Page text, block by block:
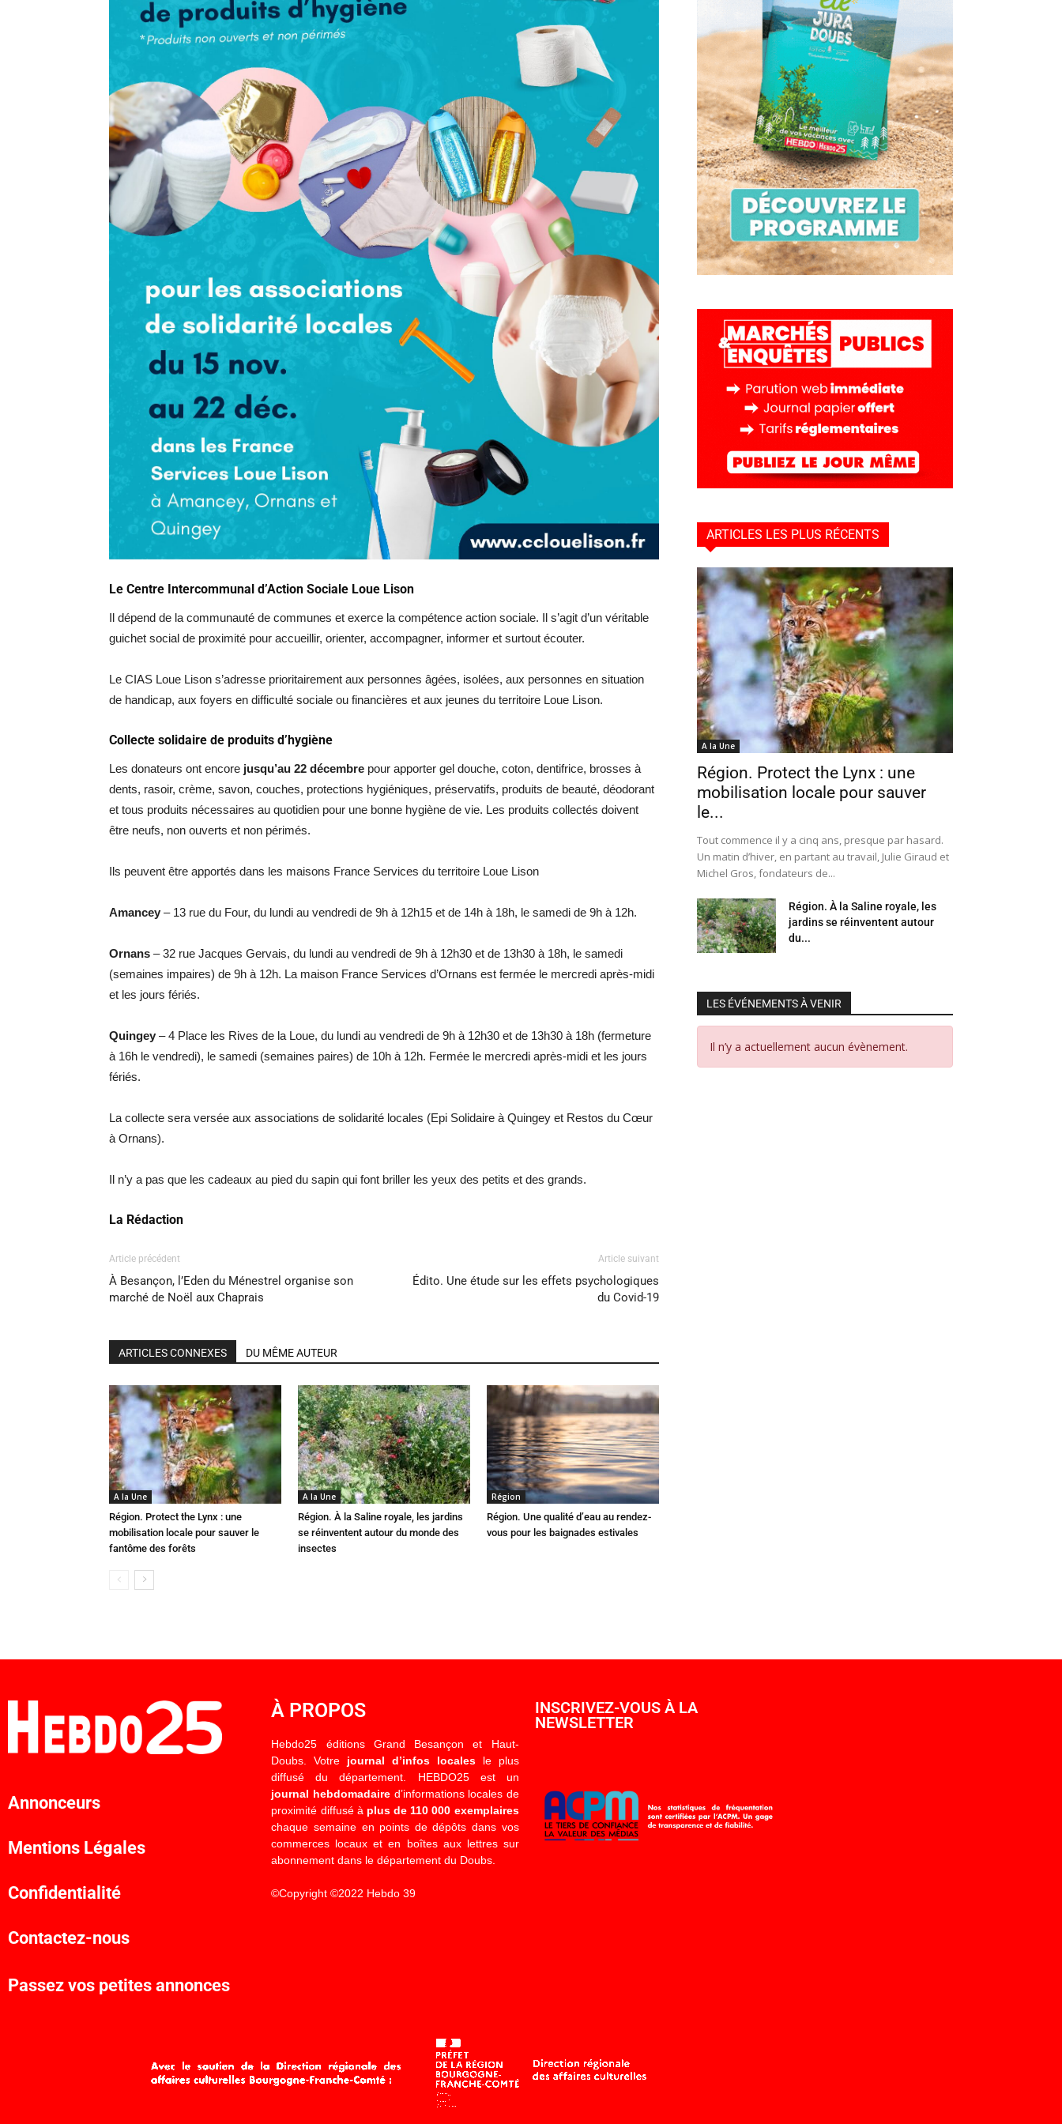
Hebdo25
Le Centre Intercommunal d’Action Sociale Loue Lison
Il dépend de la communauté de communes et exerce la compétence action sociale. Il s’agit d’un véritable
guichet social de proximité pour accueillir, orienter, accompagner, informer et surtout écouter.
Le CIAS Loue Lison s’adresse prioritairement aux personnes âgées, isolées, aux personnes en situation
de handicap, aux foyers en difficulté sociale ou financières et aux jeunes du territoire Loue Lison.
Collecte solidaire de produits d’hygiène
Les donateurs ont encore jusqu’au 22 décembre pour apporter gel douche, coton, dentifrice, brosses à
dents, rasoir, crème, savon, couches, protections hygiéniques, préservatifs, produits de beauté, déodorant
et tous produits nécessaires au quotidien pour une bonne hygiène de vie. Les produits collectés doivent
être neufs, non ouverts et non périmés.
Ils peuvent être apportés dans les maisons France Services du territoire Loue Lison
Amancey – 13 rue du Four, du lundi au vendredi de 9h à 12h15 et de 14h à 18h, le samedi de 9h à 12h.
Ornans – 32 rue Jacques Gervais, du lundi au vendredi de 9h à 12h30 et de 13h30 à 18h, le samedi
(semaines impaires) de 9h à 12h. La maison France Services d’Ornans est fermée le mercredi après-midi
et les jours fériés.
Quingey – 4 Place les Rives de la Loue, du lundi au vendredi de 9h à 12h30 et de 13h30 à 18h (fermeture
à 16h le vendredi), le samedi (semaines paires) de 10h à 12h. Fermée le mercredi après-midi et les jours
fériés.
La collecte sera versée aux associations de solidarité locales (Epi Solidaire à Quingey et Restos du Cœur
à Ornans).
Il n’y a pas que les cadeaux au pied du sapin qui font briller les yeux des petits et des grands.
La Rédaction
Article précédent
À Besançon, l’Eden du Ménestrel organise son
marché de Noël aux Chaprais
Article suivant
Édito. Une étude sur les effets psychologiques
du Covid-19
ARTICLES CONNEXES DU MÊME AUTEUR
A la Une
Région. Protect the Lynx : une
mobilisation locale pour sauver le
fantôme des forêts
A la Une
Région. À la Saline royale, les jardins
se réinventent autour du monde des
insectes
Région
Région. Une qualité d’eau au rendez-
vous pour les baignades estivales
ARTICLES LES PLUS RÉCENTS
A la Une
Région. Protect the Lynx : une
mobilisation locale pour sauver
le...
Tout commence il y a cinq ans, presque par hasard.
Un matin d’hiver, en partant au travail, Julie Giraud et
Michel Gros, fondateurs de...
Région. À la Saline royale, les
jardins se réinventent autour
du...
LES ÉVÉNEMENTS À VENIR
Il n’y a actuellement aucun évènement.
Annonceurs
Mentions Légales
Confidentialité
Contactez-nous
Passez vos petites annonces
À PROPOS
Hebdo25 éditions Grand Besançon et Haut-
Doubs. Votre journal d’infos localesle plus
diffusé du département. HEBDO25 est un
journal hebdomadaired’informations locales de
proximité diffusé à plus de 110 000 exemplaires
chaque semaine en points de dépôts dans vos
commerces locaux et en boîtes aux lettres sur
abonnement dans le département du Doubs.
©Copyright ©2022 Hebdo 39
INSCRIVEZ-VOUS À LA
NEWSLETTER